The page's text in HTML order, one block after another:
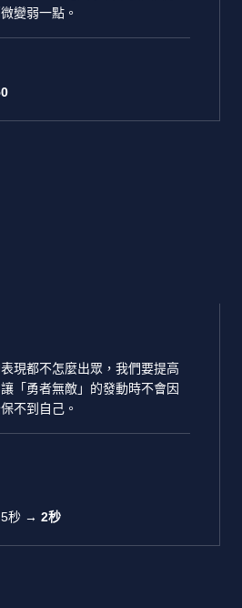
變弱一點。
現都不怎麼出眾，我們要提高
「勇者無敵」的發動時不會因
不到自己。
秒 → 2秒